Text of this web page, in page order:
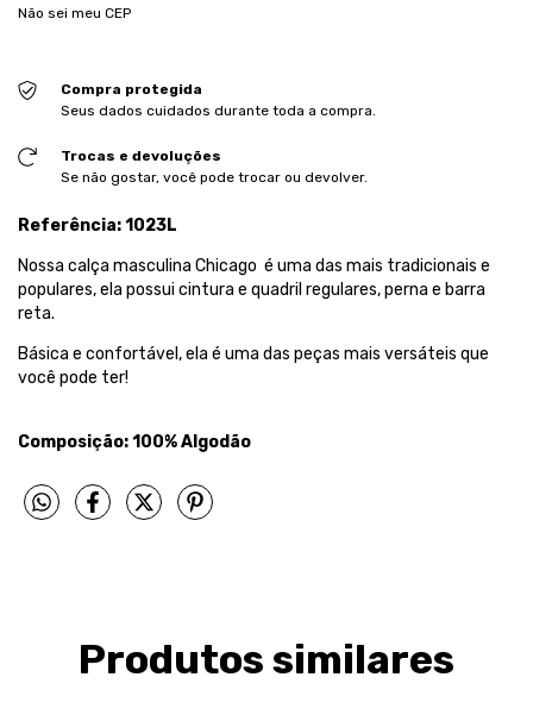
Não sei meu CEP
Compra protegida
Seus dados cuidados durante toda a compra.
Trocas e devoluções
Se não gostar, você pode trocar ou devolver.
Referência:1023L
Nossa calça masculina Chicago é uma das mais tradicionais e
populares, ela possui cintura e quadril regulares, perna e barra
reta.
Básica e confortável, ela é uma das peças mais versáteis que
você pode ter!
Composição: 100% Algodão
Produtos similares